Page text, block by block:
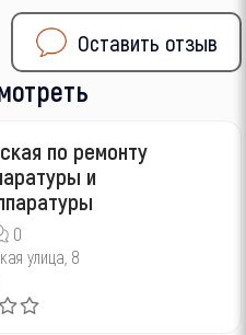
Оставить отзыв
по ремонту
и
0
улица, 8